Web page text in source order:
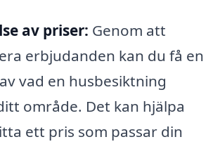
av priser: Genom att
erbjudanden kan du få en
vad en husbesiktning
område. Det kan hjälpa
ett pris som passar din